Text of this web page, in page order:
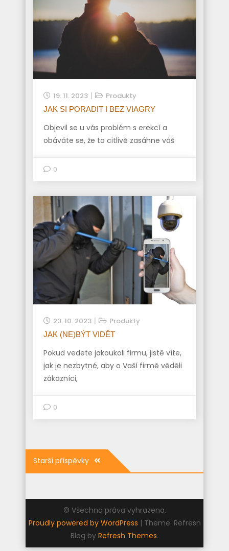
19. 11. 2023 Produkty
JAK SI PORADIT I BEZ VIAGRY
Objevil se u vás problém s erekcí a
obáváte se, že to citlivě zasáhne váš
0
23. 10. 2023 Produkty
JAK (NE)BÝT VIDĚT
Pokud vedete jakoukoli firmu, jistě víte,
jak je nezbytné, aby o Vaší firmě věděli
zákazníci,
0
Navigace
pro
Starší příspěvky
© Všechna práva vyhrazena.
Proudly powered by WordPress | Theme: Refresh
Blog by Refresh Themes.